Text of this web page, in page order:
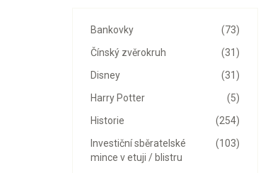
(73)
Bankovky
(31)
Čínský zvěrokruh
(31)
Disney
(5)
Harry Potter
(254)
Historie
(103)
Investiční sběratelské
mince v etuji / blistru